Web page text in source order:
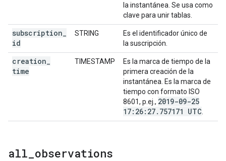
la instantánea. Se usa como
clave para unir tablas.
subscription
id
STRING
Es el identificador único de
la suscripción.
creation
time
TIMESTAMP
Es la marca de tiempo de la
primera creación de la
instantánea. Es la marca de
tiempo con formato ISO
8601, p.ej., 2019-09-25
17:26:27. 757171 UTC
all observations